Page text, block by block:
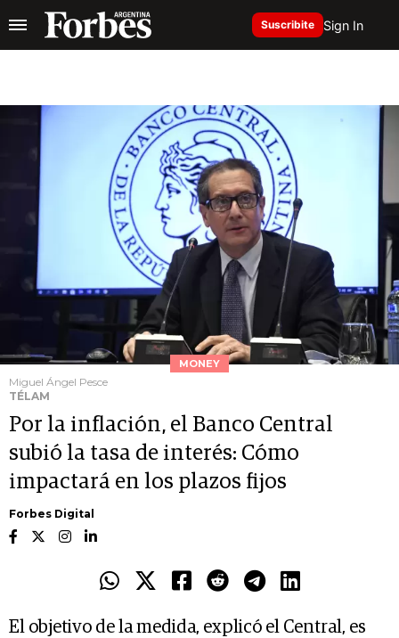
Suscribite Sign In
MONEY
Miguel Ángel Pesce
TÉLAM
Por la inflación, el Banco Central
subió la tasa de interés: Cómo
impactará en los plazos fijos
Forbes Digital
El objetivo de la medida, explicó el Central, es